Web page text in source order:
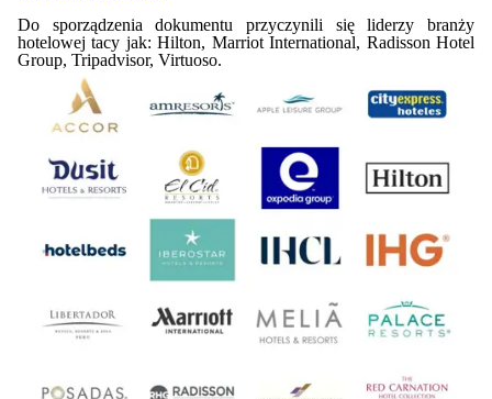
Do sporządzenia dokumentu przyczynili się liderzy branży
hotelowej tacy jak: Hilton, Marriot International, Radisson Hotel
Group, Tripadvisor, Virtuoso.